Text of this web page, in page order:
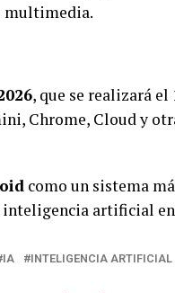
multimedia.
, que se realizará el
Chrome, Cloud y
como un sistema
inteligencia artificial
IA INTELIGENCIA ARTIFICIAL